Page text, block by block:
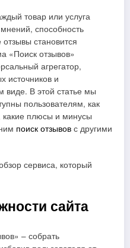
товар или услуга
способность
становится
«Поиск отзывов»
агрегатор,
источников и
виде. В этой статье мы
пользователям, как
какие плюсы и минусы
поиск отзывов с другими
сайта
– собрать